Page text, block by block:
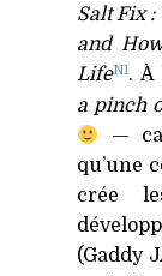
Salt Fix
and
LifeN1. À
a pinch
—
qu’une
crée
(Gaddy